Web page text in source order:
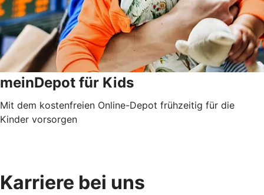
meinDepot für Kids
Mit dem kostenfreien Online-Depot frühzeitig für die
Kinder vorsorgen
Karriere bei uns